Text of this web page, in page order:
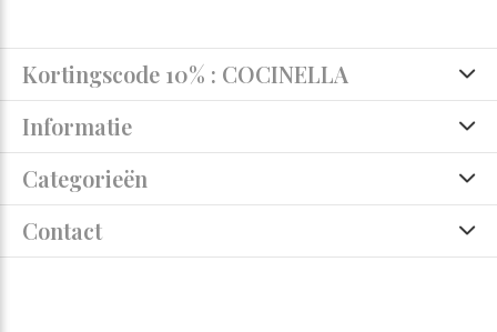
Kortingscode 10% : COCINELLA
Informatie
Categorieën
Contact